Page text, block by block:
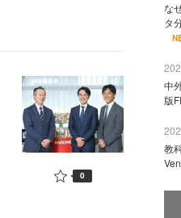
0
な
タ
中
版
教